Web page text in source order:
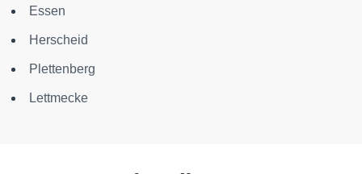
Essen
Herscheid
Plettenberg
Lettmecke